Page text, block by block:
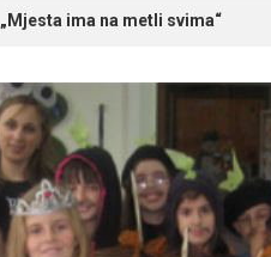
„Mjesta ima na metli svima“